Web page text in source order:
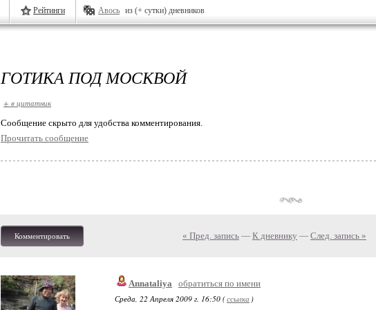
Рейтинги Авось из (+ сутки) дневников
ГОТИКА ПОД МОСКВОЙ
+ в цитатник
Cообщение скрыто для удобства комментирования.
Прочитать сообщение
Комментировать « Пред. запись — К дневнику — След. запись »
Annataliya
обратиться по имени
Среда, 22 Апреля 2009 г. 16:50 (ссылка )